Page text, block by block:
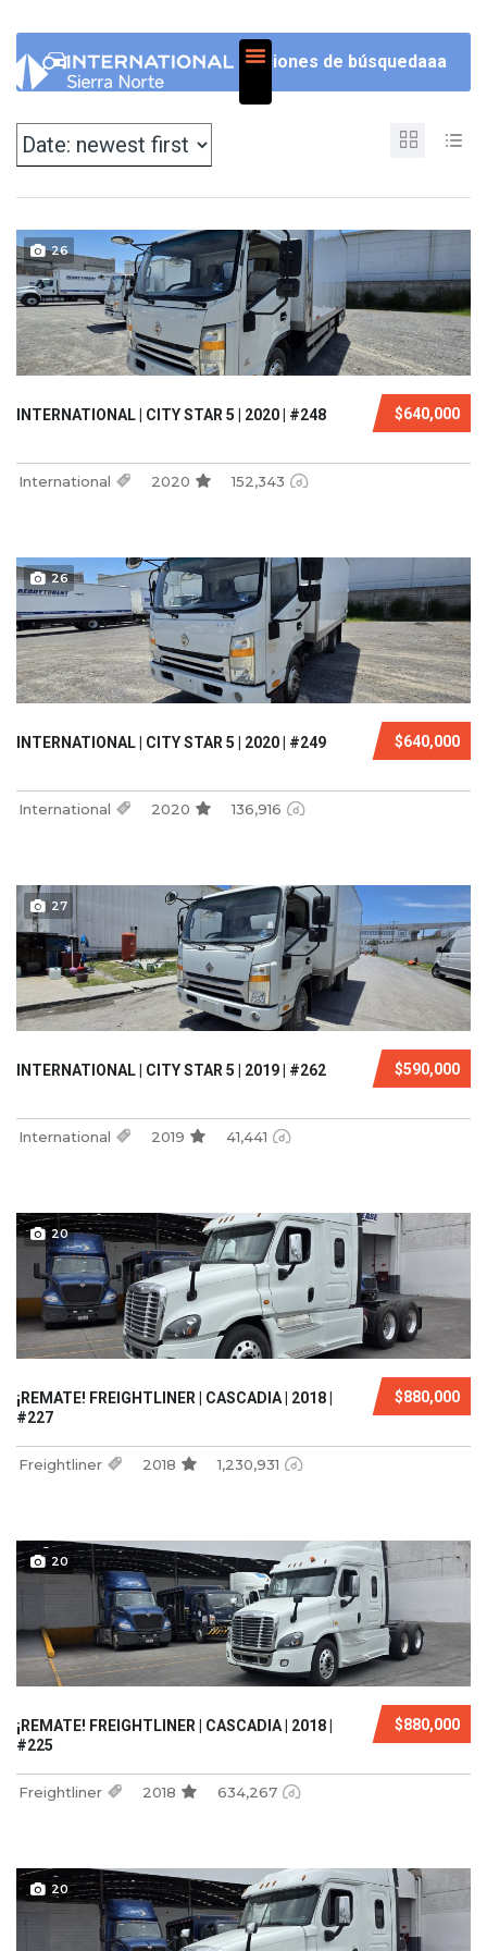
Opciones de búsquedaaa
26
$640,000
INTERNATIONAL | CITY STAR 5 | 2020 | #248
International 2020 152,343
26
$640,000
INTERNATIONAL | CITY STAR 5 | 2020 | #249
International 2020 136,916
27
$590,000
INTERNATIONAL | CITY STAR 5 | 2019 | #262
International 2019 41,441
20
$880,000
¡REMATE! FREIGHTLINER | CASCADIA | 2018 |
#227
Freightliner 2018 1,230,931
20
$880,000
¡REMATE! FREIGHTLINER | CASCADIA | 2018 |
#225
Freightliner 2018 634,267
20